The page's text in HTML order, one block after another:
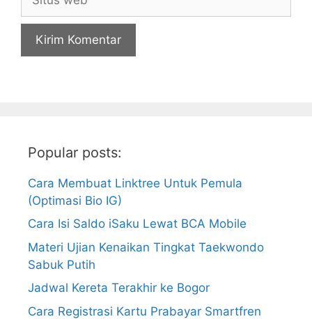
web
Popular posts:
Cara Membuat Linktree Untuk Pemula
(Optimasi Bio IG)
Cara Isi Saldo iSaku Lewat BCA Mobile
Materi Ujian Kenaikan Tingkat Taekwondo
Sabuk Putih
Jadwal Kereta Terakhir ke Bogor
Cara Registrasi Kartu Prabayar Smartfren